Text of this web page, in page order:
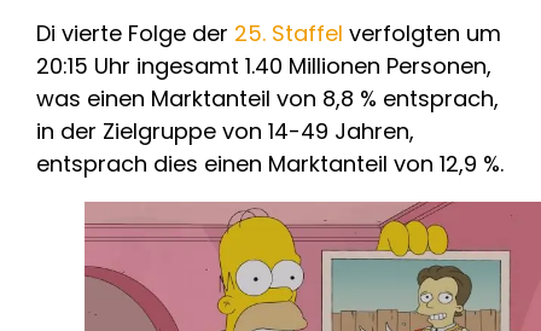
Di vierte Folge der 25. Staffel verfolgten um
20:15 Uhr ingesamt 1.40 Millionen Personen,
was einen Marktanteil von 8,8 % entsprach,
in der Zielgruppe von 14-49 Jahren,
entsprach dies einen Marktanteil von 12,9 %.